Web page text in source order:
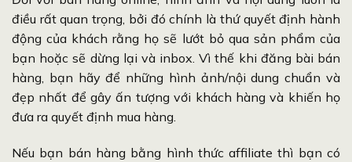
điều rất quan trọng, bởi đó chính là thứ quyết định hành
động của khách rằng họ sẽ lướt bỏ qua sản phẩm của
bạn hoặc sẽ dừng lại và inbox. Vì thế khi đăng bài bán
hàng, bạn hãy để những hình ảnh/nội dung chuẩn và
đẹp nhất để gây ấn tượng với khách hàng và khiến họ
đưa ra quyết định mua hàng.
Nếu bạn bán hàng bằng hình thức affiliate thì bạn có